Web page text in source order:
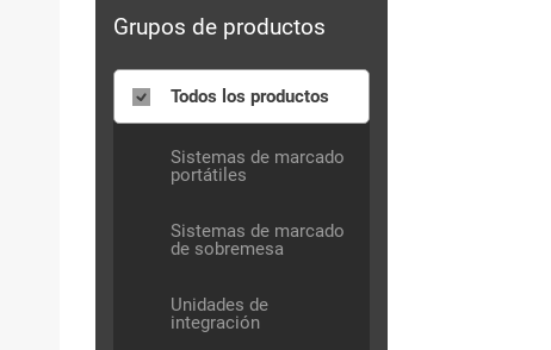
Grupos de productos
Todos los productos
Sistemas de marcado
portátiles
Sistemas de marcado
de sobremesa
Unidades de
integración